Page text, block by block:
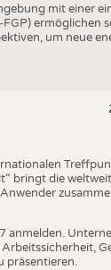
mit einer
ermöglichen
um neue
bringt die
anmelden.
präsentieren.